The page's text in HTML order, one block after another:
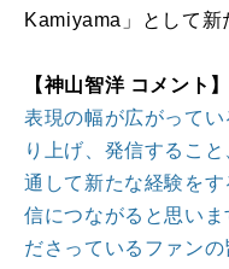
Kamiyama」として新
【神山智洋 コメント】
表現の幅が広がって
り上げ、発信するこ
通して新たな経験を
信につながると思い
ださっているファン